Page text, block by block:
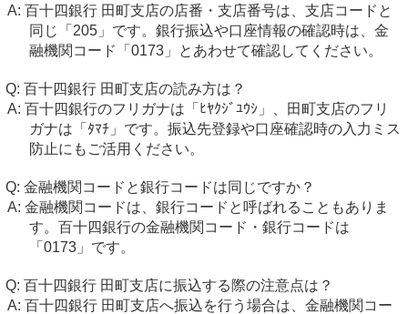
百十四銀行 田町支店の店番・支店番号は、支店コードと
同じ「205」です。銀行振込や口座情報の確認時は、金
融機関コード「0173」とあわせて確認してください。
百十四銀行 田町支店の読み方は？
百十四銀行のフリガナは「ﾋﾔｸｼﾞﾕｳｼ」、田町支店のフリ
ガナは「ﾀﾏﾁ」です。振込先登録や口座確認時の入力ミス
防止にもご活用ください。
金融機関コードと銀行コードは同じですか？
金融機関コードは、銀行コードと呼ばれることもありま
す。百十四銀行の金融機関コード・銀行コードは
「0173」です。
百十四銀行 田町支店に振込する際の注意点は？
百十四銀行 田町支店へ振込を行う場合は、金融機関コー